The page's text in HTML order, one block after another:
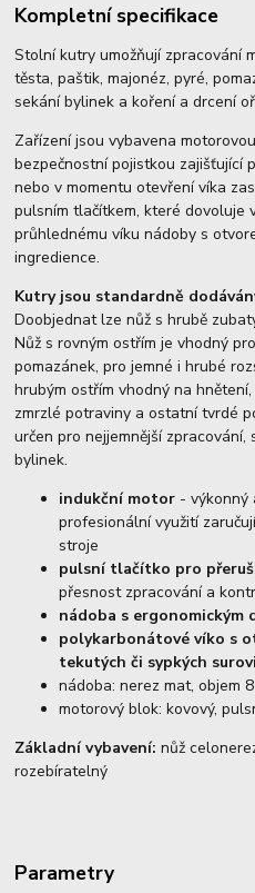
Kompletní specifikace
Stolní kutry umožňují zpracování
těsta, paštik, majonéz, pyré,
sekání bylinek a koření a drcení
Zařízení jsou vybavena
bezpečnostní pojistkou zajišťující
nebo v momentu otevření víka
pulsním tlačítkem, které dovoluje
průhlednému víku nádoby s
ingredience.
Kutry jsou standardně
Doobjednat lze nůž s hrubě
Nůž s rovným ostřím je vhodný
pomazánek, pro jemné i hrubé
hrubým ostřím vhodný na
zmrzlé potraviny a ostatní tvrdé
určen pro nejjemnější
bylinek.
indukční motor - výkonný
profesionální využití
stroje
pulsní tlačítko pro
přesnost zpracování a
nádoba s ergonomickým
polykarbonátové víko s
tekutých či sypkých
nádoba: nerez mat, objem
motorový blok: kovový,
Základní vybavení: nůž
rozebíratelný
Parametry